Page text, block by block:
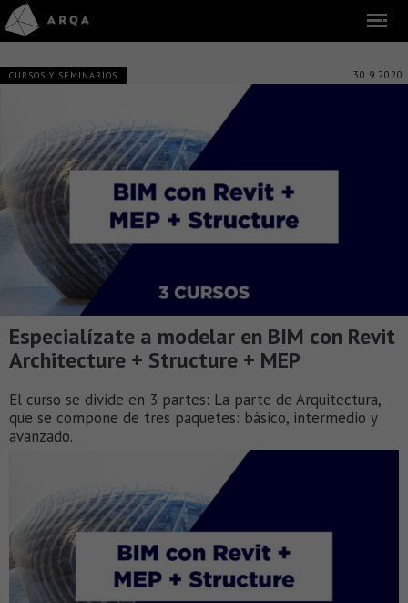
CURSOS Y SEMINARIOS 30.9.2020
Especialízate a modelar en BIM con Revit
Architecture + Structure + MEP
El curso se divide en 3 partes: La parte de Arquitectura,
que se compone de tres paquetes: básico, intermedio y
avanzado.